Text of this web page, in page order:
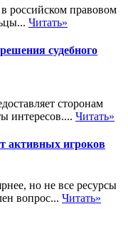
российском правовом
Читать»
судебного
сторонам
интересов.... Читать»
активных игроков
но не все ресурсы
вопрос... Читать»